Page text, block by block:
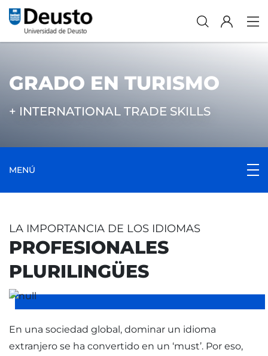
GRADO EN TURISMO
+ INTERNATIONAL TRADE SKILLS
MENÚ
LA IMPORTANCIA DE LOS IDIOMAS
PROFESIONALES
PLURILINGÜES
En una sociedad global, dominar un idioma
extranjero se ha convertido en un ‘must’. Por eso,